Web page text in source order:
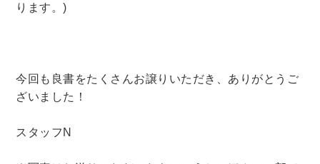
ります。)
今回も良書をたくさんお譲りいただき、ありがとうご
ざいました！
スタッフN